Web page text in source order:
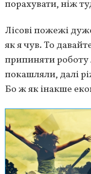
порахувати, ніж
Лісові пожежі
як я чув. То
припиняти
покашляли, далі
Бо ж як інакше